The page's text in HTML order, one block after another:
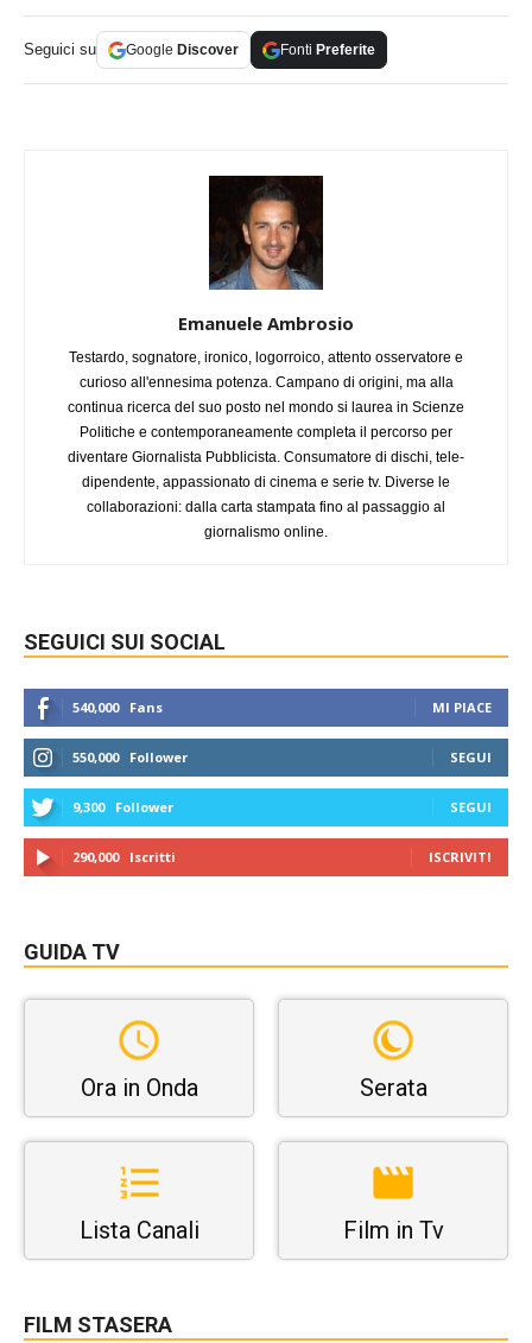
Seguici su Google Discover Fonti Preferite
Emanuele Ambrosio
Testardo, sognatore, ironico, logorroico, attento osservatore e
curioso all'ennesima potenza. Campano di origini, ma alla
continua ricerca del suo posto nel mondo si laurea in Scienze
Politiche e contemporaneamente completa il percorso per
diventare Giornalista Pubblicista. Consumatore di dischi, tele-
dipendente, appassionato di cinema e serie tv. Diverse le
collaborazioni: dalla carta stampata fino al passaggio al
giornalismo online.
SEGUICI SUI SOCIAL
540,000 Fans MI PIACE
550,000 Follower SEGUI
9,300 Follower SEGUI
290,000 Iscritti ISCRIVITI
GUIDA TV
Ora in Onda Serata
Lista Canali Film in Tv
FILM STASERA